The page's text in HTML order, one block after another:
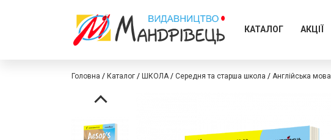
КАТАЛОГ АКЦІЇ
Головна Каталог ШКОЛА Середня та старша школа Англійська мова
Перейти
галереї
Перейти
початку
галереї